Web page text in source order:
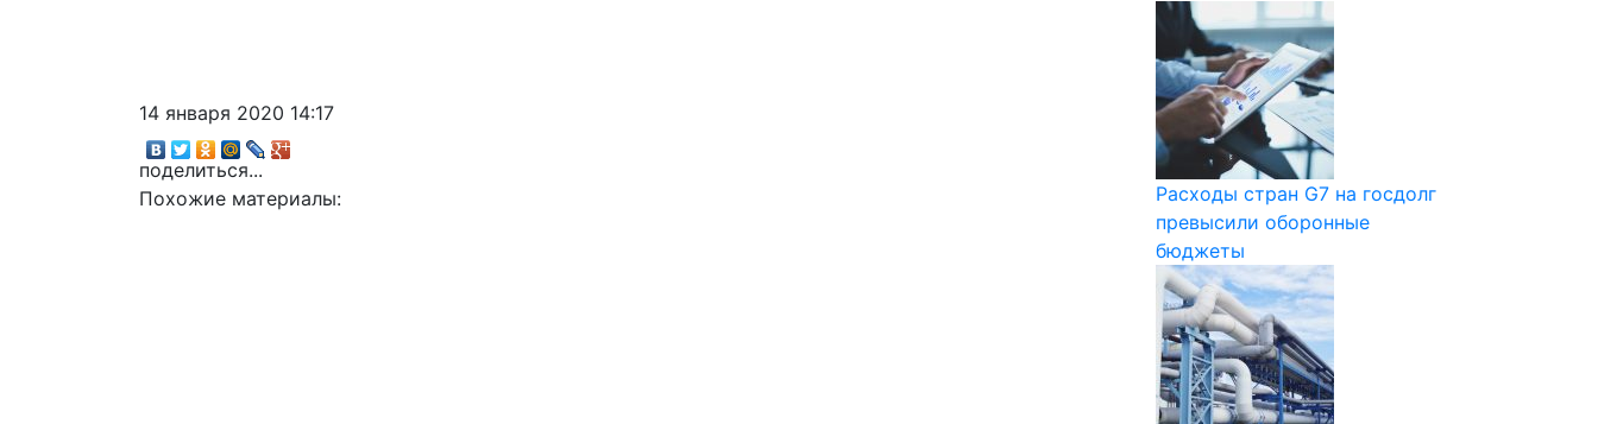
14 января 2020 14:17
поделиться...
Похожие материалы:
Расходы стран G7 на госдолг
превысили оборонные
бюджеты